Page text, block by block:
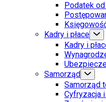
Podatek
Kadry i płace
Kadry i
Samorząd
Samorząd
Cyfryzacja